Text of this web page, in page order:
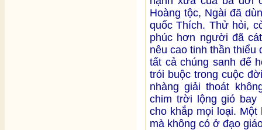
Hoàng tộc, Ngài đã
quốc Thích. Thử hỏi,
phúc hơn người đã
nêu cao tinh thần thiểu
tất cả chúng sanh để
trói buộc trong cuộc
nhàng giải thoát
chim trời lộng gió bay
cho khắp mọi loại.
mà không có ở đạo